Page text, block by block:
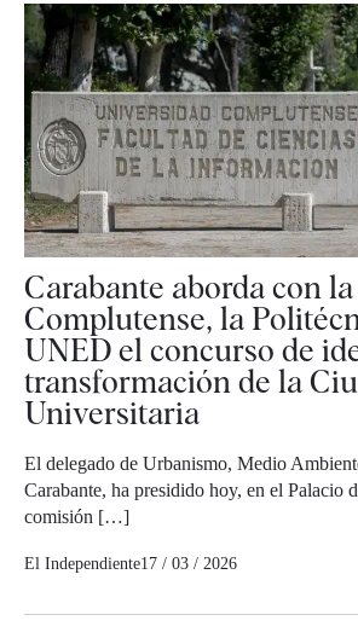
Carabante aborda con la
Complutense, la
UNED el concurso de
transformación de la
Universitaria
El delegado de Urbanismo, Medio
Carabante, ha presidido hoy, en el Palacio
comisión […]
El Independiente17 / 03 / 2026